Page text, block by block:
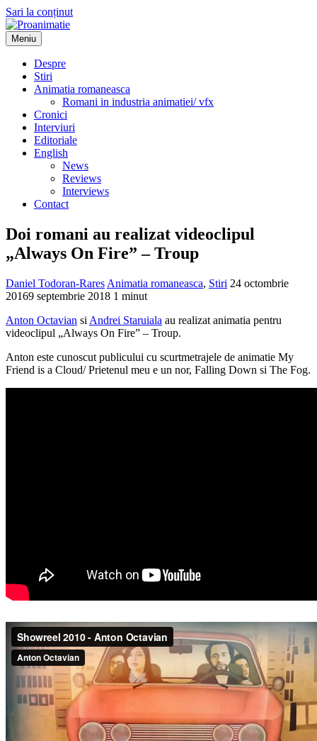
Sari la conținut
Proanimatie
Stiri despre filme de animatie
Meniu
Despre
Stiri
Animatia romaneasca
Romani in industria animatiei/ vfx
Cronici
Interviuri
Editoriale
English
News
Reviews
Interviews
Contact
Doi romani au realizat videoclipul
„Always On Fire” – Troup
Daniel Todoran-Rares Animatia romaneasca, Stiri 24 octombrie
20169 septembrie 2018 1 minut
Anton Octavian si Andrei Staruiala au realizat animatia pentru
videoclipul „Always On Fire” – Troup.
Anton este cunoscut publicului cu scurtmetrajele de animatie My
Friend is a Cloud/ Prietenul meu e un nor, Falling Down si The Fog.